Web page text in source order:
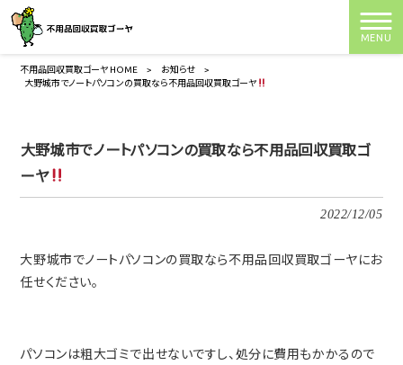
MENU
不用品回収買取ゴーヤ HOME > お知らせ
>
大野城市でノートパソコンの買取なら不用品回収買取ゴーヤ
大野城市でノートパソコンの買取なら不用品回収買取ゴ
ーヤ
2022/12/05
大野城市でノートパソコンの買取なら不用品回収買取ゴーヤにお
任せください。
パソコンは粗大ゴミで出せないですし、処分に費用もかかるので